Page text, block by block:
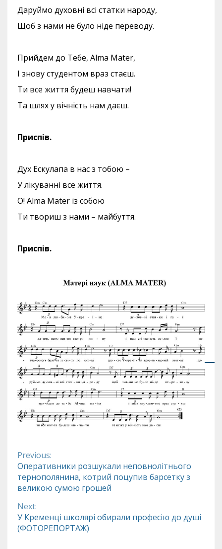
Даруймо духовні всі статки народу,
Щоб з нами не було ніде переводу.
Прийдем до Тебе, Alma Mater,
І знову студентом враз стаєш.
Ти все життя будеш навчати!
Та шлях у вічність нам даєш.
Приспів.
Дух Ескулапа в нас з тобою –
У лікуванні все життя.
О! Alma Mater із собою
Ти твориш з нами – майбуття.
Приспів.
Continue
Reading
Previous:
Оперативники розшукали неповнолітнього
тернополянина, котрий поцупив барсетку з
великою сумою грошей
Next:
У Кременці школярі обирали професію до душі
(ФОТОРЕПОРТАЖ)